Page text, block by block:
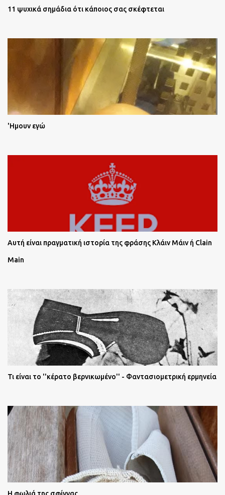
11 ψυχικά σημάδια ότι κάποιος σας σκέφτεται
'Ημουν εγώ
Αυτή είναι πραγματική ιστορία της φράσης Κλάιν Μάιν ή Clain
Main
Τι είναι το ''κέρατο βερνικωμένο'' - Φαντασιομετρική ερμηνεία